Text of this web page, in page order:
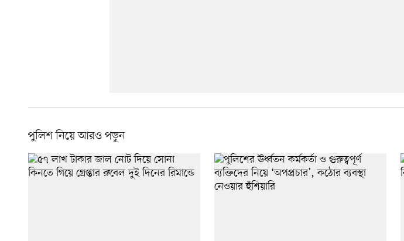
পুলিশ নিয়ে আরও পড়ুন